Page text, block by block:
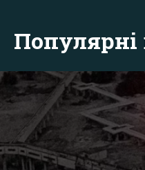
Популярні